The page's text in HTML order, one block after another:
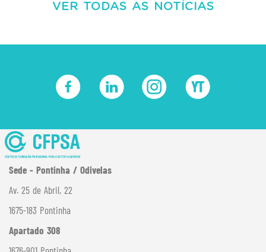
VER TODAS AS NOTÍCIAS
Sede - Pontinha / Odivelas
Av. 25 de Abril, 22
1675-183 Pontinha
Apartado 308